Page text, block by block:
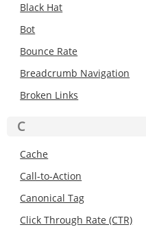
Black Hat
Bot
Bounce Rate
Breadcrumb Navigation
Broken Links
C
Cache
Call-to-Action
Canonical Tag
Click Through Rate (CTR)